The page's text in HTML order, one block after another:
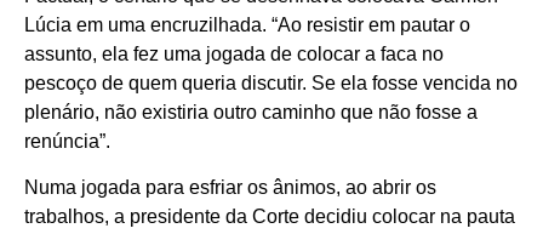
Lúcia em uma encruzilhada. “Ao resistir em pautar o
assunto, ela fez uma jogada de colocar a faca no
pescoço de quem queria discutir. Se ela fosse vencida no
plenário, não existiria outro caminho que não fosse a
renúncia”.
Numa jogada para esfriar os ânimos, ao abrir os
trabalhos, a presidente da Corte decidiu colocar na pauta